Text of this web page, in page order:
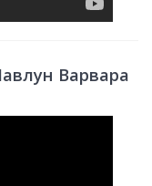
Варвара